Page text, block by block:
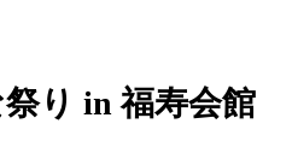
り in 福寿会館